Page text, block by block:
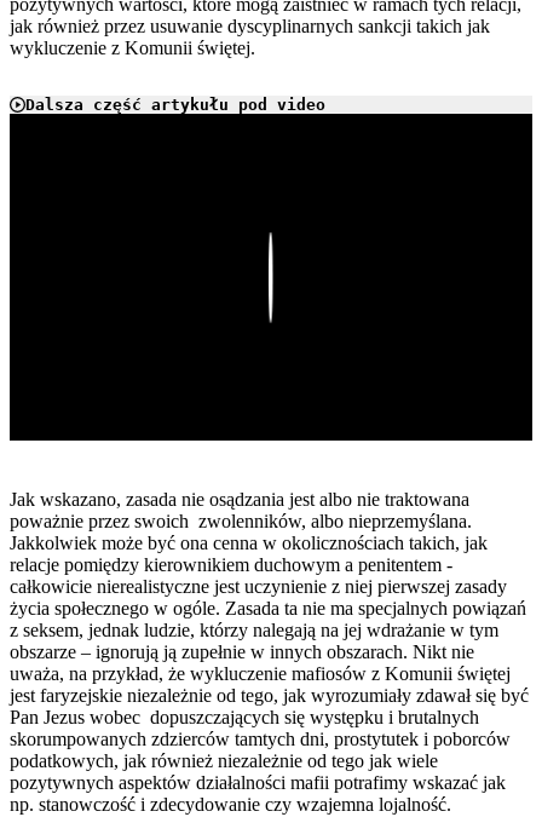
pozytywnych wartości, które mogą zaistnieć w ramach tych relacji,
jak również przez usuwanie dyscyplinarnych sankcji takich jak
wykluczenie z Komunii świętej.
Dalsza część artykułu pod video
Jak wskazano, zasada nie osądzania jest albo nie traktowana
poważnie przez swoich zwolenników, albo nieprzemyślana.
Jakkolwiek może być ona cenna w okolicznościach takich, jak
relacje pomiędzy kierownikiem duchowym a penitentem -
całkowicie nierealistyczne jest uczynienie z niej pierwszej zasady
życia społecznego w ogóle. Zasada ta nie ma specjalnych powiązań
z seksem, jednak ludzie, którzy nalegają na jej wdrażanie w tym
obszarze – ignorują ją zupełnie w innych obszarach. Nikt nie
uważa, na przykład, że wykluczenie mafiosów z Komunii świętej
jest faryzejskie niezależnie od tego, jak wyrozumiały zdawał się być
Pan Jezus wobec dopuszczających się występku i brutalnych
skorumpowanych zdzierców tamtych dni, prostytutek i poborców
podatkowych, jak również niezależnie od tego jak wiele
pozytywnych aspektów działalności mafii potrafimy wskazać jak
np. stanowczość i zdecydowanie czy wzajemna lojalność.